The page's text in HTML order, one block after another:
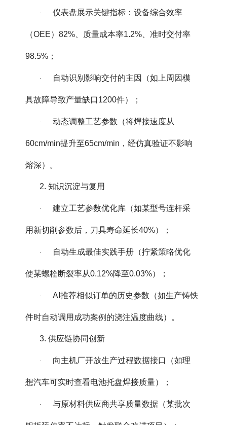
· 仪表盘展示关键指标：设备综合效率
（OEE）82%、质量成本率1.2%、准时交付率
98.5%；
· 自动识别影响交付的主因（如上周因模
具故障导致产量缺口1200件）；
· 动态调整工艺参数（将焊接速度从
60cm/min提升至65cm/min，经仿真验证不影响
熔深）。
2. 知识沉淀与复用
· 建立工艺参数优化库（如某型号连杆采
用新切削参数后，刀具寿命延长40%）；
· 自动生成最佳实践手册（拧紧策略优化
使某螺栓断裂率从0.12%降至0.03%）；
· AI推荐相似订单的历史参数（如生产铸铁
件时自动调用成功案例的浇注温度曲线）。
3. 供应链协同创新
· 向主机厂开放生产过程数据接口（如理
想汽车可实时查看电池托盘焊接质量）；
· 与原材料供应商共享质量数据（某批次